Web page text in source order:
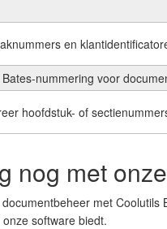
en
nummering voor
hoofdstuk- of
nog met
met
software biedt.